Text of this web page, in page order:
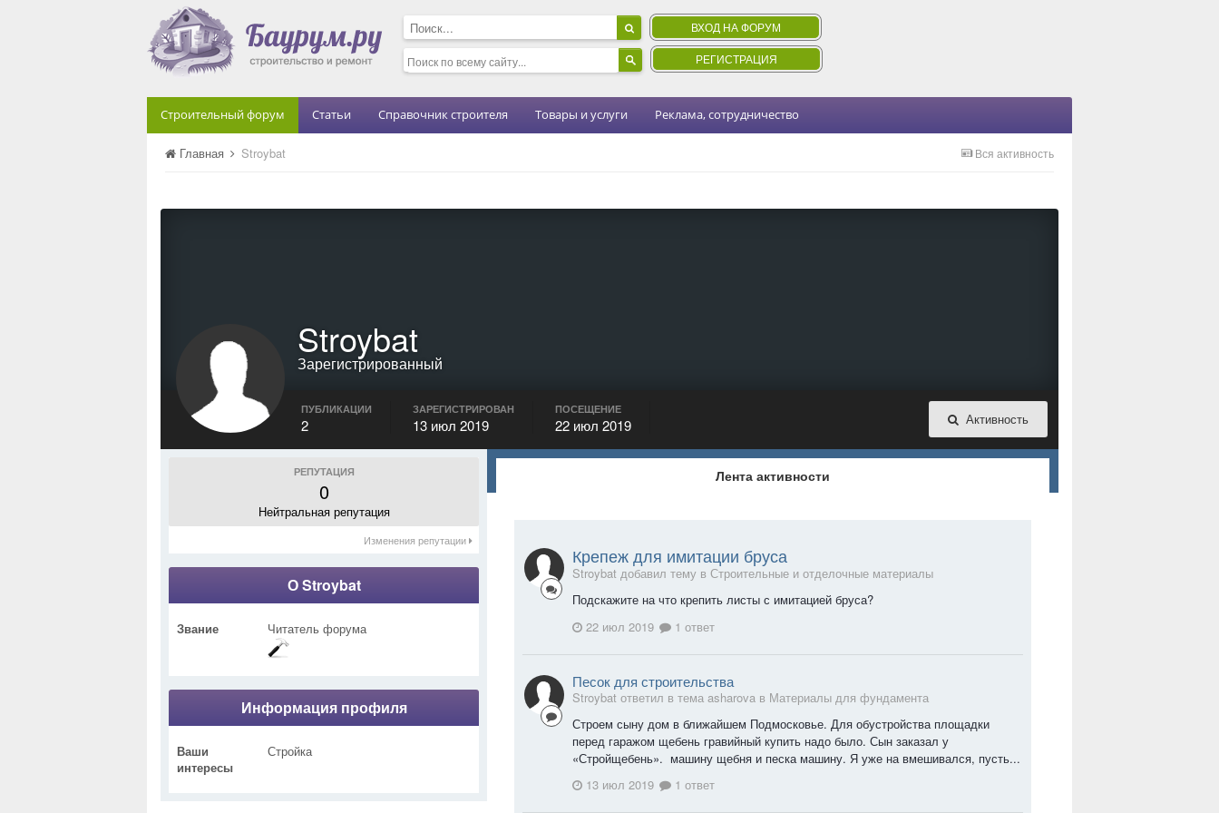
ВХОД НА ФОРУМ
РЕГИСТРАЦИЯ
Строительный форум Статьи Справочник строителя Товары и услуги Реклама, сотрудничество
Вся активность
Главная Stroybat
Stroybat
Зарегистрированный
Активность
ПУБЛИКАЦИИ
2
ЗАРЕГИСТРИРОВАН
13 июл 2019
ПОСЕЩЕНИЕ
22 июл 2019
РЕПУТАЦИЯ
0
Нейтральная репутация
Изменения репутации
О Stroybat
Звание Читатель форума
Информация профиля
Ваши
интересы
Стройка
Лента активности
Крепеж для имитации бруса
Stroybat добавил тему в Строительные и отделочные материалы
Подскажите на что крепить листы с имитацией бруса?
22 июл 2019
1 ответ
Песок для строительства
Stroybat ответил в тема asharova в Материалы для фундамента
Строем сыну дом в ближайшем Подмосковье. Для обустройства площадки
перед гаражом щебень гравийный купить надо было. Сын заказал у
«Стройщебень». машину щебня и песка машину. Я уже на вмешивался, пусть...
13 июл 2019
1 ответ